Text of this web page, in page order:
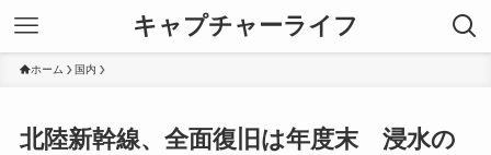
キャプチャーライフ
ホーム 国内
北陸新幹線、全面復旧は年度末 浸水の